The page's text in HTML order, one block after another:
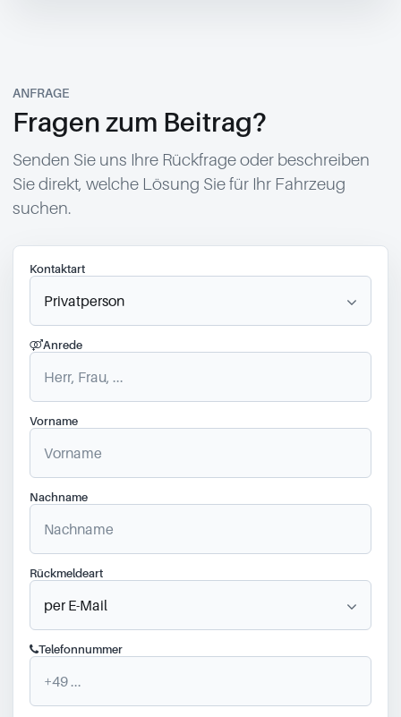
ANFRAGE
Fragen zum Beitrag?
Senden Sie uns Ihre Rückfrage oder beschreiben
Sie direkt, welche Lösung Sie für Ihr Fahrzeug
suchen.
Kontaktart
Anrede
Vorname
Nachname
Rückmeldeart
Telefonnummer